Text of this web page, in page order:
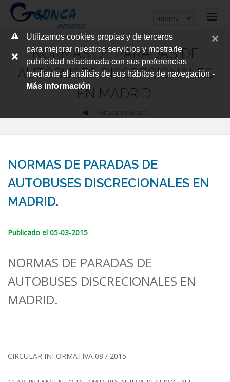
cerrar
Utilizamos cookies propias y de terceros
para mejorar nuestros servicios y mostrarle
publicidad relacionada con sus preferencias
mediante el análisis de sus hábitos de navegación -
Más información
NORMAS DE PARADAS DE
AUTOBUSES DISCRECIONALES
EN MADRID.
Autocares Gonca
NORMAS DE PARADAS DE
AUTOBUSES DISCRECIONALES EN
MADRID.
Publicado el 05-03-2015
NORMAS DE PARADAS DE
AUTOBUSES DISCRECIONALES EN
MADRID.
CIRCULAR INFORMATIVA 08 / 2015